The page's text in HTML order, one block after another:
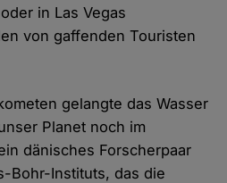
in Las Vegas
von gaffenden Touristen
gelangte das Wasser
Planet noch im
dänisches Forscherpaar
Bohr-Instituts, das die